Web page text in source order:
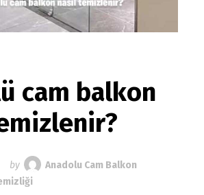
cam balkon
by
Anadolu Cam Balkon